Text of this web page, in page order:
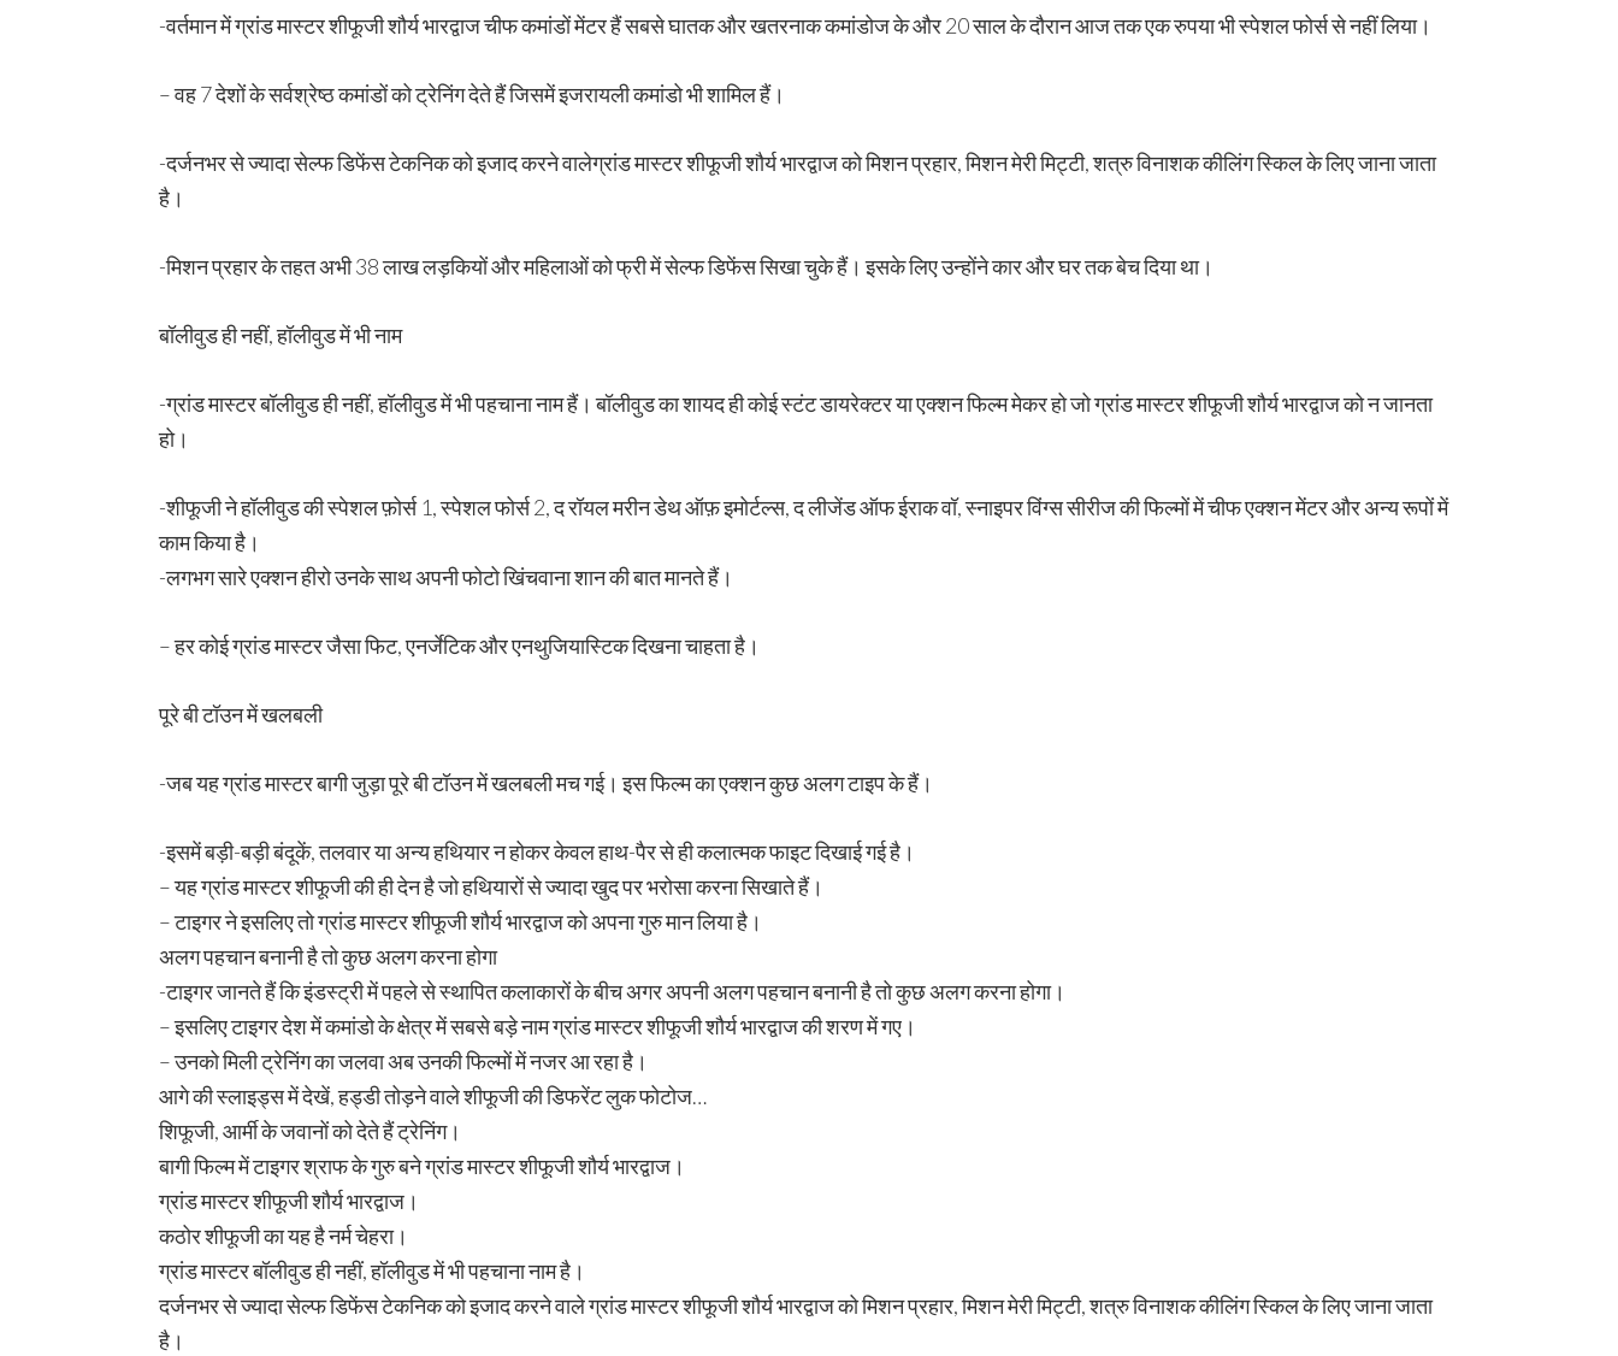
-वर्तमान में ग्रांड मास्टर शीफूजी शौर्य भारद्वाज चीफ कमांडों मेंटर हैं सबसे घातक और खतरनाक कमांडोज के और 20 साल के दौरान आज तक एक रुपया भी स्पेशल फोर्स से नहीं लिया।
– वह 7 देशों के सर्वश्रेष्ठ कमांडों को ट्रेनिंग देते हैं जिसमें इजरायली कमांडो भी शामिल हैं।
-दर्जनभर से ज्यादा सेल्फ डिफेंस टेकनिक को इजाद करने वालेग्रांड मास्टर शीफूजी शौर्य भारद्वाज को मिशन प्रहार, मिशन मेरी मिट्टी, शत्रु विनाशक कीलिंग स्किल के लिए जाना जाता
है।
-मिशन प्रहार के तहत अभी 38 लाख लड़कियों और महिलाओं को फ्री में सेल्फ डिफेंस सिखा चुके हैं। इसके लिए उन्होंने कार और घर तक बेच दिया था।
बॉलीवुड ही नहीं, हॉलीवुड में भी नाम
-ग्रांड मास्टर बॉलीवुड ही नहीं, हॉलीवुड में भी पहचाना नाम हैं। बॉलीवुड का शायद ही कोई स्टंट डायरेक्टर या एक्शन फिल्म मेकर हो जो ग्रांड मास्टर शीफूजी शौर्य भारद्वाज को न जानता
हो।
-शीफूजी ने हॉलीवुड की स्पेशल फ़ोर्स 1, स्पेशल फोर्स 2, द रॉयल मरीन डेथ ऑफ़ इमोर्टल्स, द लीजेंड ऑफ ईराक वॉ, स्नाइपर विंग्स सीरीज की फिल्मों में चीफ एक्शन मेंटर और अन्य रूपों में
काम किया है।
-लगभग सारे एक्शन हीरो उनके साथ अपनी फोटो खिंचवाना शान की बात मानते हैं।
– हर कोई ग्रांड मास्टर जैसा फिट, एनर्जेटिक और एनथुजियास्टिक दिखना चाहता है।
पूरे बी टॉउन में खलबली
-जब यह ग्रांड मास्टर बागी जुड़ा पूरे बी टॉउन में खलबली मच गई। इस फिल्म का एक्शन कुछ अलग टाइप के हैं।
-इसमें बड़ी-बड़ी बंदूकें, तलवार या अन्य हथियार न होकर केवल हाथ-पैर से ही कलात्मक फाइट दिखाई गई है।
– यह ग्रांड मास्टर शीफूजी की ही देन है जो हथियारों से ज्यादा खुद पर भरोसा करना सिखाते हैं।
– टाइगर ने इसलिए तो ग्रांड मास्टर शीफूजी शौर्य भारद्वाज को अपना गुरु मान लिया है।
अलग पहचान बनानी है तो कुछ अलग करना होगा
-टाइगर जानते हैं कि इंडस्ट्री में पहले से स्थापित कलाकारों के बीच अगर अपनी अलग पहचान बनानी है तो कुछ अलग करना होगा।
– इसलिए टाइगर देश में कमांडो के क्षेत्र में सबसे बड़े नाम ग्रांड मास्टर शीफूजी शौर्य भारद्वाज की शरण में गए।
– उनको मिली ट्रेनिंग का जलवा अब उनकी फिल्मों में नजर आ रहा है।
आगे की स्लाइड्स में देखें, हड्डी तोड़ने वाले शीफूजी की डिफरेंट लुक फोटोज…
शिफूजी, आर्मी के जवानों को देते हैं ट्रेनिंग।
बागी फिल्म में टाइगर श्राफ के गुरु बने ग्रांड मास्टर शीफूजी शौर्य भारद्वाज।
ग्रांड मास्टर शीफूजी शौर्य भारद्वाज।
कठोर शीफूजी का यह है नर्म चेहरा।
ग्रांड मास्टर बॉलीवुड ही नहीं, हॉलीवुड में भी पहचाना नाम है।
दर्जनभर से ज्यादा सेल्फ डिफेंस टेकनिक को इजाद करने वाले ग्रांड मास्टर शीफूजी शौर्य भारद्वाज को मिशन प्रहार, मिशन मेरी मिट्टी, शत्रु विनाशक कीलिंग स्किल के लिए जाना जाता
है।